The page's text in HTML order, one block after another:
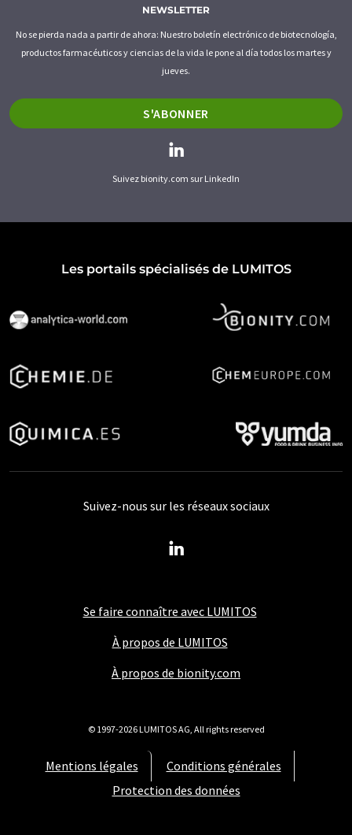
NEWSLETTER
No se pierda nada a partir de ahora: Nuestro boletín electrónico de biotecnología,
productos farmacéuticos y ciencias de la vida le pone al día todos los martes y
jueves.
S'ABONNER
Suivez bionity.com sur LinkedIn
Les portails spécialisés de LUMITOS
Se faire connaître avec LUMITOS
À propos de LUMITOS
À propos de bionity.com
Mentions légales
Conditions générales
Protection des données
Suivez-nous sur les réseaux sociaux
© 1997-2026 LUMITOS AG, All rights reserved